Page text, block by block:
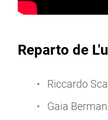
Reparto de
Riccardo
Gaia